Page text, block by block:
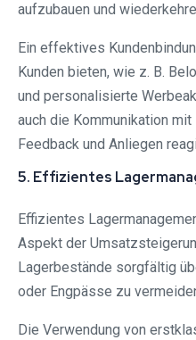
aufzubauen und
Ein effektives
Kunden bieten, wie z. B.
und personalisierte
auch die Kommunikation
Feedback und Anliegen
5. Effizientes
Effizientes
Aspekt der
Lagerbestände sorgfältig
oder Engpässe zu
Die Verwendung von